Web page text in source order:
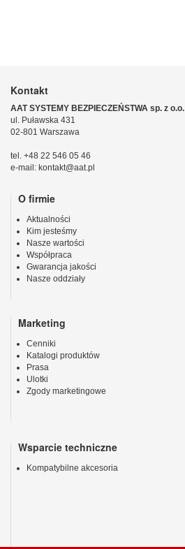
Kontakt
AAT SYSTEMY BEZPIECZEŃSTWA sp. z o.o.
ul. Puławska 431
02-801 Warszawa
tel. +48 22 546 05 46
e-mail: kontakt@aat.pl
O firmie
Aktualności
Kim jesteśmy
Nasze wartości
Współpraca
Gwarancja jakości
Nasze oddziały
Marketing
Cenniki
Katalogi produktów
Prasa
Ulotki
Zgody marketingowe
Wsparcie techniczne
Kompatybilne akcesoria